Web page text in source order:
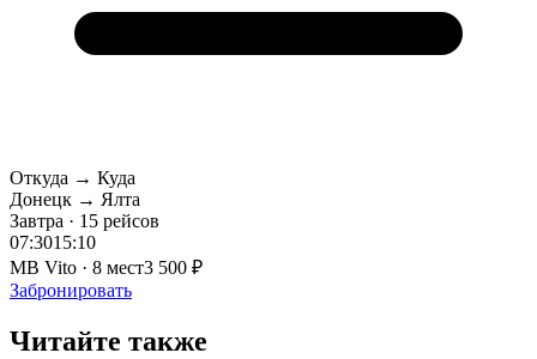
Откуда → Куда
Донецк → Ялта
Завтра · 15 рейсов
07:3015:10
MB Vito · 8 мест3 500 ₽
Забронировать
Читайте также